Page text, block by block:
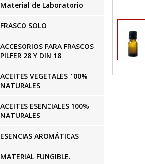
Material de Laboratorio
FRASCO SOLO
ACCESORIOS PARA FRASCOS
PILFER 28 Y DIN 18
ACEITES VEGETALES 100%
NATURALES
ACEITES ESENCIALES 100%
NATURALES
ESENCIAS AROMÁTICAS
MATERIAL FUNGIBLE.